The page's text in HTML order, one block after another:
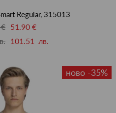
Regular, 315013
51.90 €
101.51 лв.
ново -35%